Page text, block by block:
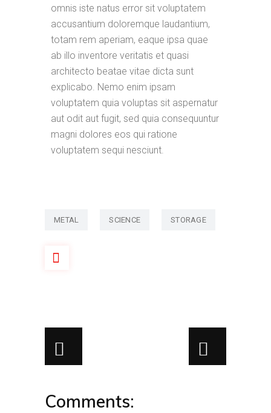
omnis iste natus error sit voluptatem
accusantium doloremque laudantium,
totam rem aperiam, eaque ipsa quae
ab illo inventore veritatis et quasi
architecto beatae vitae dicta sunt
explicabo. Nemo enim ipsam
voluptatem quia voluptas sit aspernatur
aut odit aut fugit, sed quia consequuntur
magni dolores eos qui ratione
voluptatem sequi nesciunt.
METAL SCIENCE STORAGE
Comments: